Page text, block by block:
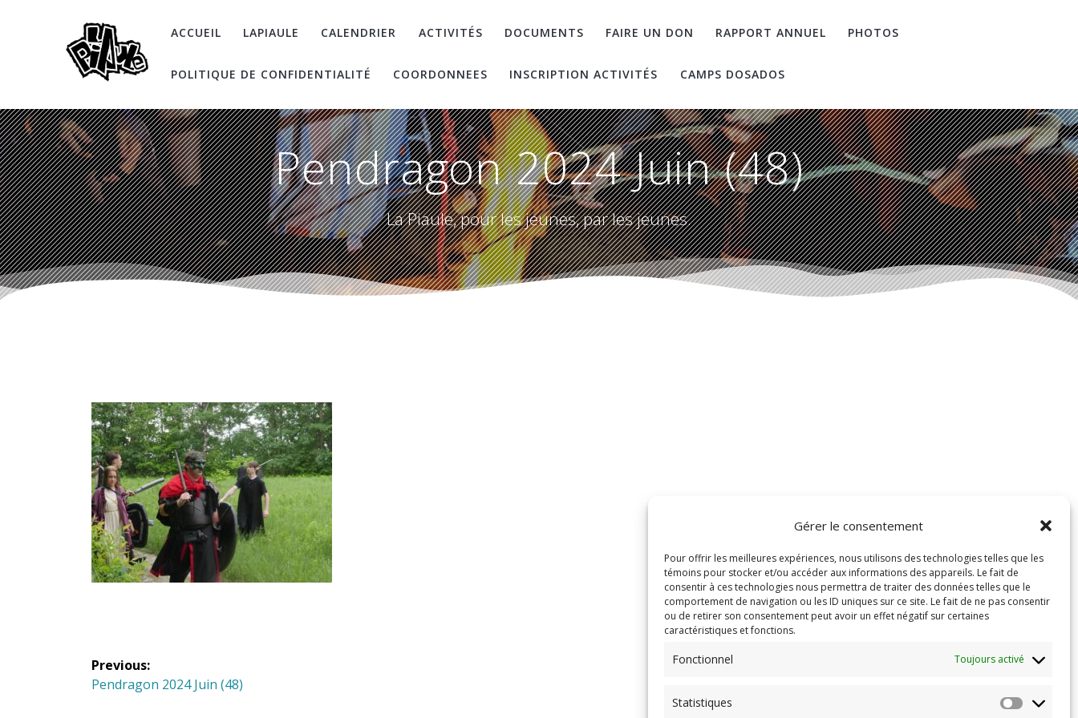
Gérer le consentement
Pour offrir les meilleures expériences, nous utilisons des technologies telles que les
témoins pour stocker et/ou accéder aux informations des appareils. Le fait de
consentir à ces technologies nous permettra de traiter des données telles que le
comportement de navigation ou les ID uniques sur ce site. Le fait de ne pas consentir
ou de retirer son consentement peut avoir un effet négatif sur certaines
caractéristiques et fonctions.
Fonctionnel Toujours activé
Statistiques
ACCUEIL LAPIAULE CALENDRIER ACTIVITÉS DOCUMENTS FAIRE UN DON RAPPORT ANNUEL PHOTOS
POLITIQUE DE CONFIDENTIALITÉ COORDONNEES INSCRIPTION ACTIVITÉS CAMPS DOSADOS
Pendragon 2024 Juin (48)
La Piaule, pour les jeunes, par les jeunes.
Navigation
de
Previous:
Previous
Pendragon 2024 Juin (48)